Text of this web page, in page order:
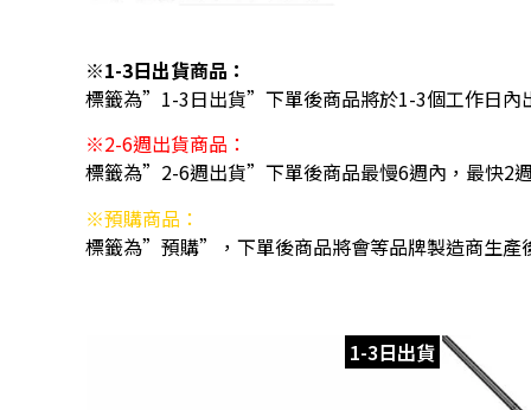
※1-3日出貨商品：
標籤為”1-3日出貨”下單後商品將於1-3個工作日內
※2-6週出貨商品：
標籤為”2-6週出貨”下單後商品最慢6週內，最快2
※預購商品：
標籤為”預購”，下單後商品將會等品牌製造商生產
1-3日出貨